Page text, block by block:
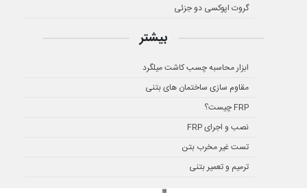
گروت اپوکسی دو جزئی
بیشتر
ابزار محاسبه چسب کاشت میلگرد
مقاوم سازی ساختمان های بتنی
FRP چیست؟
نصب و اجرای FRP
تست غیر مخرب بتن
ترمیم و تعمیر بتنی